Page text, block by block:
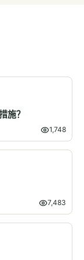
施？
1,748
7,483